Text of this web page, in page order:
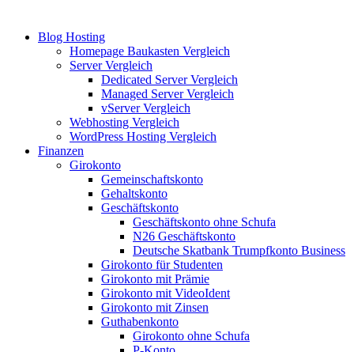
Blog Hosting
Homepage Baukasten Vergleich
Server Vergleich
Dedicated Server Vergleich
Managed Server Vergleich
vServer Vergleich
Webhosting Vergleich
WordPress Hosting Vergleich
Finanzen
Girokonto
Gemeinschaftskonto
Gehaltskonto
Geschäftskonto
Geschäftskonto ohne Schufa
N26 Geschäftskonto
Deutsche Skatbank Trumpfkonto Business
Girokonto für Studenten
Girokonto mit Prämie
Girokonto mit VideoIdent
Girokonto mit Zinsen
Guthabenkonto
Girokonto ohne Schufa